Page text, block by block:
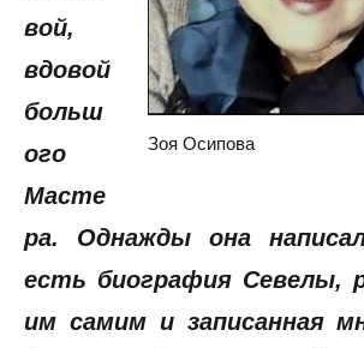
Зоя Осипова
вой,
вдовой
больш
ого
Масте
ра. Однажды она
есть биография Севелы,
им самим и записанная